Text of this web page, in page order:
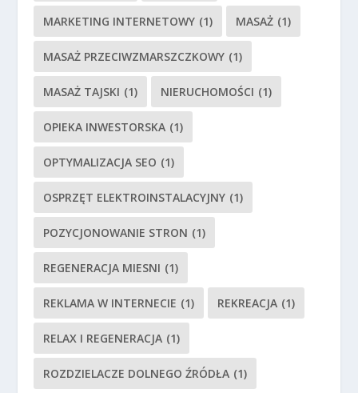
MARKETING INTERNETOWY (1) MASAŻ (1)
MASAŻ PRZECIWZMARSZCZKOWY (1)
MASAŻ TAJSKI (1) NIERUCHOMOŚCI (1)
OPIEKA INWESTORSKA (1)
OPTYMALIZACJA SEO (1)
OSPRZĘT ELEKTROINSTALACYJNY (1)
POZYCJONOWANIE STRON (1)
REGENERACJA MIESNI (1)
REKLAMA W INTERNECIE (1) REKREACJA (1)
RELAX I REGENERACJA (1)
ROZDZIELACZE DOLNEGO ŹRÓDŁA (1)